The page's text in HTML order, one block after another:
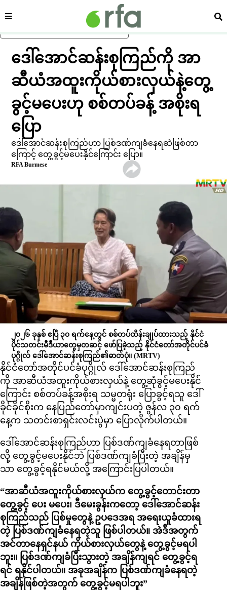
ပင်မအကြောင်းအရာသို့ ကျော်ရန်
ကဏ္ဍ ရှာ
ဒေါ်အောင်ဆန်းစုကြည်ကို အာ
ဆီယံအထူးကိုယ်စားလှယ်နဲ့တွေ့
ခွင့်မပေးဟု စစ်တပ်ခန့် အစိုးရ
ပြော
ဒေါ်အောင်ဆန်းစုကြည်ဟာ ပြစ်ဒဏ်ကျခံနေရဆဲဖြစ်တာ
ကြောင့် တွေ့ခွင့်မပေးနိုင်ကြောင်း ပြော။
RFA Burmese
၂၀၂၆ ခုနှစ် ဧပြီ ၃၀ ရက်နေ့တွင် စစ်တပ်ထိန်းချုပ်ထားသည့် နိုင်ငံ
ပိုင်သတင်းမီဒီယာတွေမှတဆင့် ဖော်ပြခဲ့သည့် နိုင်ငံတော်အတိုင်ပင်ခံ
ပုဂ္ဂိုလ် ဒေါ်အောင်ဆန်းစုကြည်၏ဓာတ်ပုံ။(MRTV)
နိုင်ငံတော်အတိုင်ပင်ခံပုဂ္ဂိုလ် ဒေါ်အောင်ဆန်းစုကြည်
ကို အာဆီယံအထူးကိုယ်စားလှယ်နဲ့ တွေ့ဆုံခွင့်မပေးနိုင်
ကြောင်း စစ်တပ်ခန့်အစိုးရ သမ္မတရုံး ပြောခွင့်ရသူ ဒေါ်
ခိုင်ခိုင်စိုးက နေပြည်တော်မှာကျင်းပတဲ့ ဇွန်လ ၃၀ ရက်
နေ့က သတင်းစာရှင်းလင်းပွဲမှာ ပြောလိုက်ပါတယ်။
ဒေါ်အောင်ဆန်းစုကြည်ဟာ ပြစ်ဒဏ်ကျခံနေရတာဖြစ်
လို့ တွေ့ခွင့်မပေးနိုင်ဘဲ ပြစ်ဒဏ်ကျခံပြီးတဲ့ အချိန်မှ
သာ တွေ့ခွင့်ရနိုင်မယ်လို့ အကြောင်းပြပါတယ်။
“အာဆီယံအထူးကိုယ်စားလှယ်က တွေ့ခွင့်တောင်းတာ
တွေ့ခွင့် ပေး မပေး၊ ဒီမေးခွန်းကတော့ ဒေါ်အောင်ဆန်း
စုကြည်သည် ပြစ်မှုတွေနဲ့ ဥပဒေအရ အရေးယူခံထားရ
တဲ့ ပြစ်ဒဏ်ကျခံနေရတဲ့သူ ဖြစ်ပါတယ်။ အဲဒီအတွက်
အင်တာနေရှင်နယ် ကိုယ်စားလှယ်တွေနဲ့ တွေ့ခွင့်မရပါ
ဘူး။ ပြစ်ဒဏ်ကျခံပြီးသွားတဲ့ အချိန်ကျရင် တွေ့ခွင့်ရ
ရင် ရနိုင်ပါတယ်။ အခုအချိန်က ပြစ်ဒဏ်ကျခံနေရတဲ့
အချိန်ဖြစ်တဲ့အတွက် တွေ့ခွင့်မရပါဘူး”